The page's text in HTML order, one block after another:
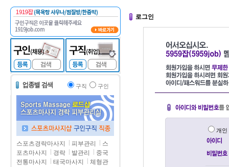
구직 구인
스포츠경락마사지 피부관리
스
포츠마사지
경락 발관리
중국
전통마사지
태국마사지
체형관
로그인
개